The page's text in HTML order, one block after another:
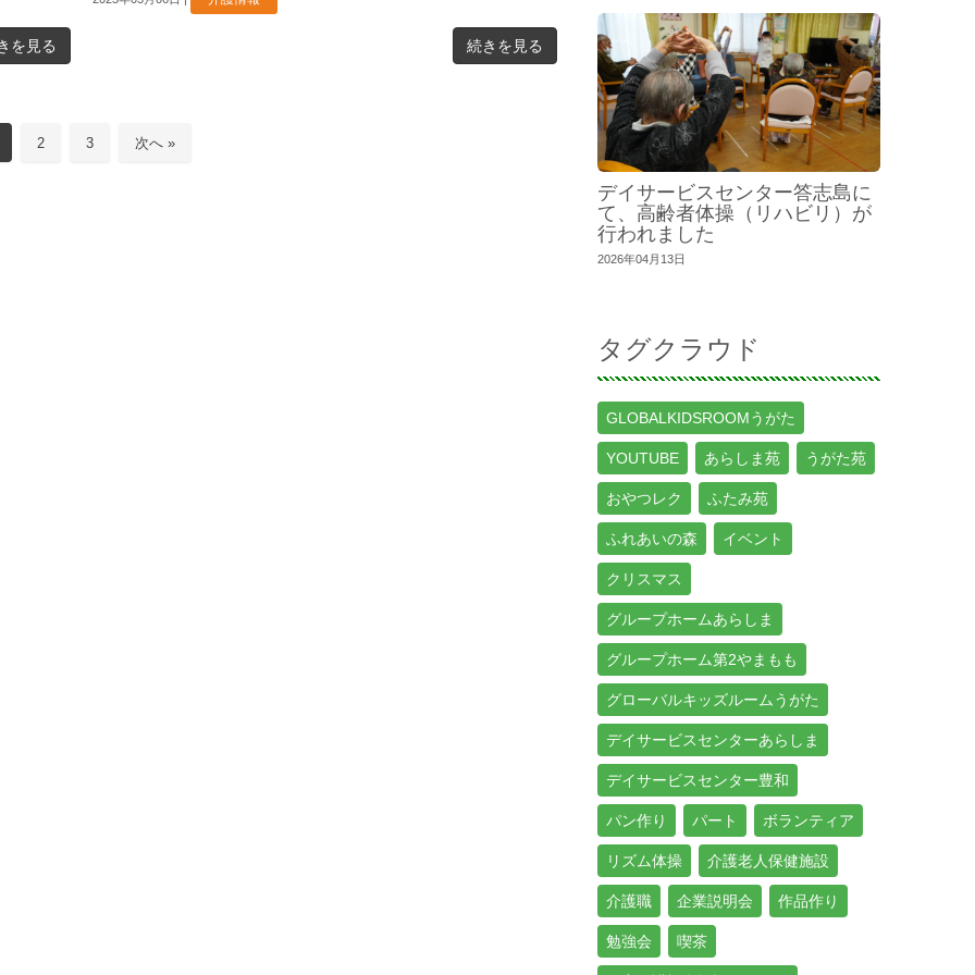
を見る 続きを見る
2 3 次へ »
デイサービスセンター答志島に
て、高齢者体操（リハビリ）が
行われました
2026年04月13日
タグクラウド
GLOBALKIDSROOMうがた
YOUTUBE あらしま苑 うがた苑
おやつレク ふたみ苑
ふれあいの森 イベント
クリスマス
グループホームあらしま
グループホーム第2やまもも
グローバルキッズルームうがた
デイサービスセンターあらしま
デイサービスセンター豊和
パン作り パート ボランティア
リズム体操 介護老人保健施設
介護職 企業説明会 作品作り
勉強会 喫茶